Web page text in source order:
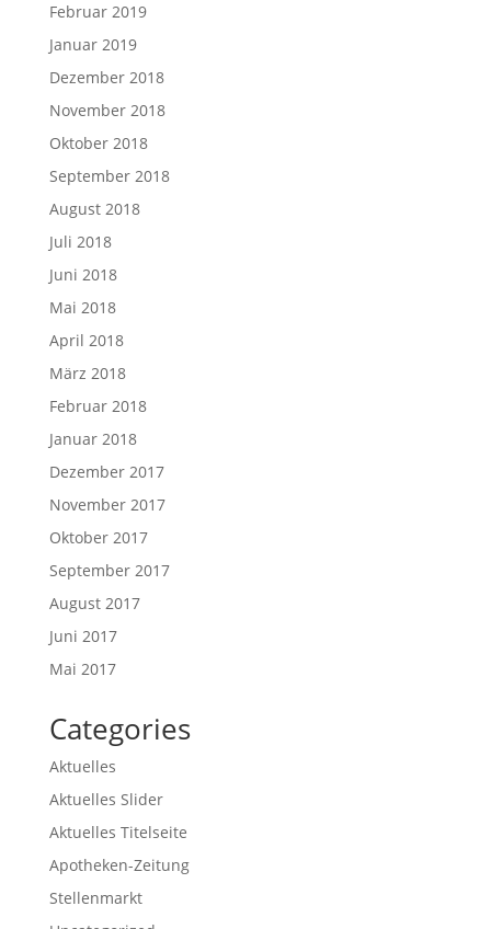
Februar 2019
Januar 2019
Dezember 2018
November 2018
Oktober 2018
September 2018
August 2018
Juli 2018
Juni 2018
Mai 2018
April 2018
März 2018
Februar 2018
Januar 2018
Dezember 2017
November 2017
Oktober 2017
September 2017
August 2017
Juni 2017
Mai 2017
Categories
Aktuelles
Aktuelles Slider
Aktuelles Titelseite
Apotheken-Zeitung
Stellenmarkt